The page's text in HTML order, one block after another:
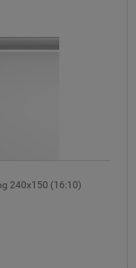
240x150 (16:10)